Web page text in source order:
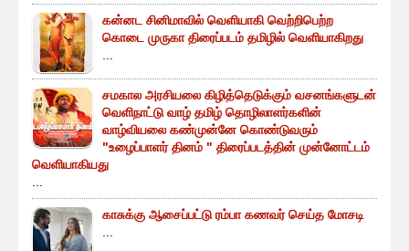
கன்னட சினிமாவில் வெளியாகி வெற்றிபெற்ற
கொடை முருகா திரைப்படம் தமிழில் வெளியாகிறது
சமகால அரசியலை கிழித்தெடுக்கும் வசனங்களுடன்
வெளிநாட்டு வாழ் தமிழ் தொழிலாளர்களின்
வாழ்வியலை கண்முன்னே கொண்டுவரும்
"உழைப்பாளர் தினம் " திரைப்படத்தின் முன்னோட்டம்
வெளியாகியது
காசுக்கு ஆசைப்பட்டு ரம்பா கணவர் செய்த மோசடி